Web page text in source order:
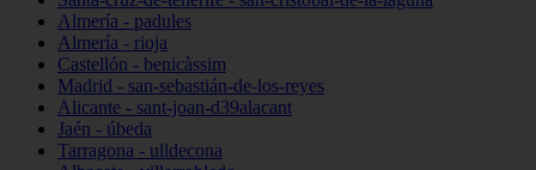
Almería - padules
Almería - rioja
Castellón - benicàssim
Madrid - san-sebastián-de-los-reyes
Alicante - sant-joan-d39alacant
Jaén - úbeda
Tarragona - ulldecona